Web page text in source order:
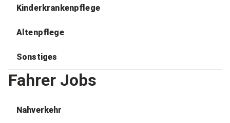
Kinderkrankenpflege
Altenpflege
Sonstiges
Fahrer Jobs
Nahverkehr